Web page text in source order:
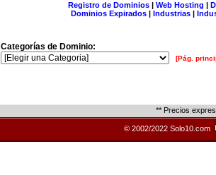
Registro de Dominios| Web Hosting |
Dominios Expirados | Industrias |
Categorías de Dominio:
[Pág.
** Precios
© 2002/2022 Solo10.com